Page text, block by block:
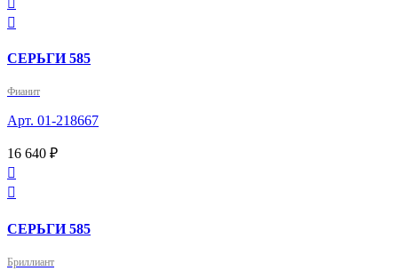

СЕРЬГИ 585
Фианит
Арт. 01-218667
16 640 ₽


СЕРЬГИ 585
Бриллиант